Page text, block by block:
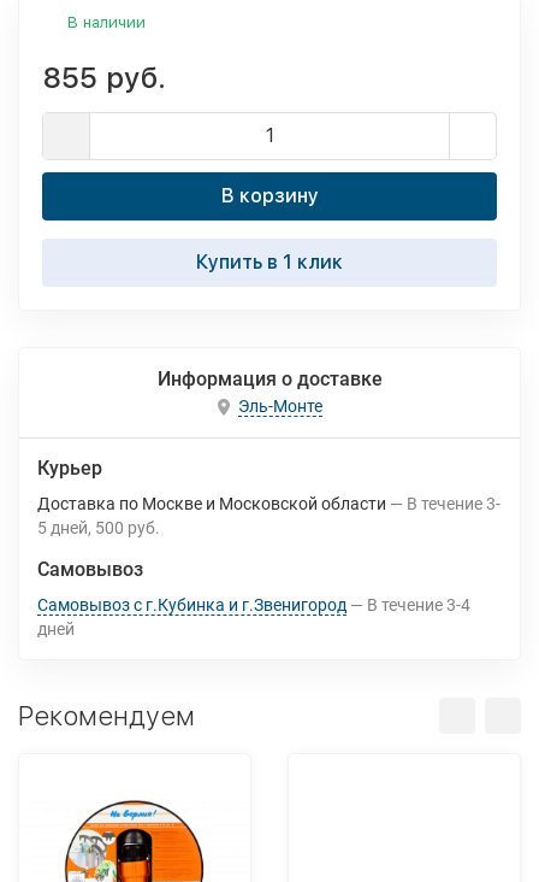
В наличии
855 руб.
В корзину
Купить в 1 клик
Информация о доставке
Эль-Монте
Курьер
Доставка по Москве и Московской области В течение3-
5 дней 500 руб.
Самовывоз
Самовывоз с г.Кубинка и г.Звенигород В течение3-4
дней
Рекомендуем